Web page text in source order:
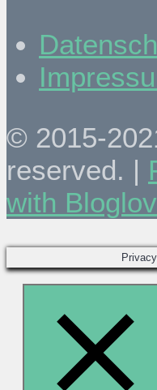
© 2015-
reserved. |
with